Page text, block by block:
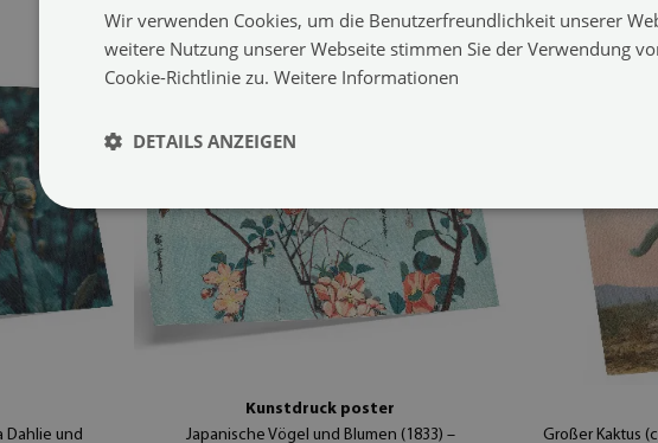
Dahlie und
Kunstdruck poster
Japanische Vögel und Blumen (1833) –
Großer Kaktus
Wir verwenden Cookies, um die Benutzerfreundlichkeit unserer
weitere Nutzung unserer Webseite stimmen Sie der Verwendung
Cookie-Richtlinie zu. Weitere Informationen
DETAILS ANZEIGEN